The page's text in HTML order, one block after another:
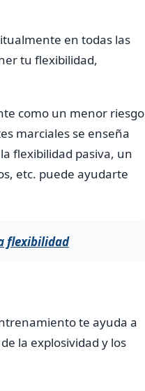
en todas las
tu flexibilidad,
como un menor riesgo
marciales se enseña
flexibilidad pasiva, un
etc. puede ayudarte
flexibilidad
te ayuda a
la explosividad y los